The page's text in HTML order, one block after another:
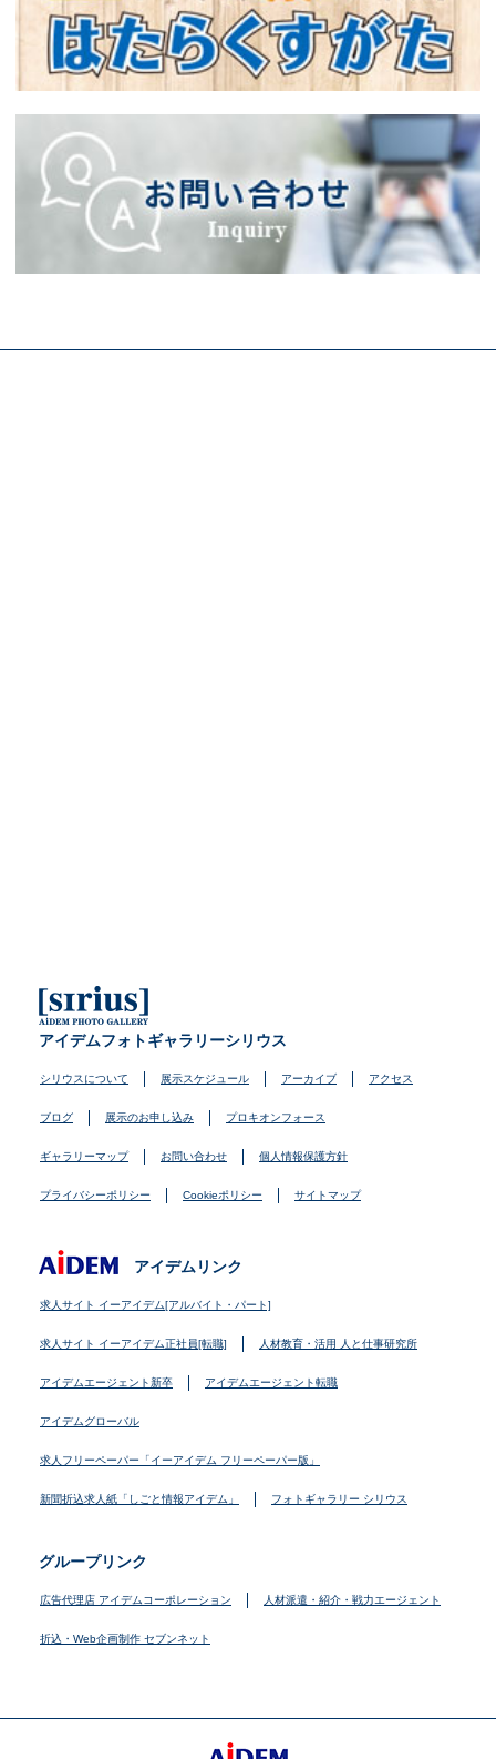
アイデムフォトギャラリーシリウス
シリウスについて 展示スケジュール アーカイブ アクセス
ブログ 展示のお申し込み プロキオンフォース
ギャラリーマップ お問い合わせ 個人情報保護方針
プライバシーポリシー Cookieポリシー サイトマップ
アイデムリンク
求人サイト イーアイデム[アルバイト・パート]
求人サイト イーアイデム正社員[転職] 人材教育・活用 人と仕事研究所
アイデムエージェント新卒 アイデムエージェント転職
アイデムグローバル
求人フリーペーパー「イーアイデム フリーペーパー版」
新聞折込求人紙「しごと情報アイデム」 フォトギャラリー シリウス
グループリンク
広告代理店 アイデムコーポレーション 人材派遣・紹介・戦力エージェント
折込・Web企画制作 セブンネット